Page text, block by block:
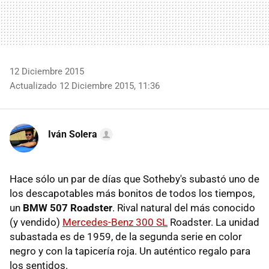
12 Diciembre 2015
Actualizado 12 Diciembre 2015, 11:36
Iván Solera
Hace sólo un par de días que Sotheby's subastó uno de
los descapotables más bonitos de todos los tiempos,
un BMW 507 Roadster. Rival natural del más conocido
(y vendido) Mercedes-Benz 300 SL Roadster. La unidad
subastada es de 1959, de la segunda serie en color
negro y con la tapicería roja. Un auténtico regalo para
los sentidos.